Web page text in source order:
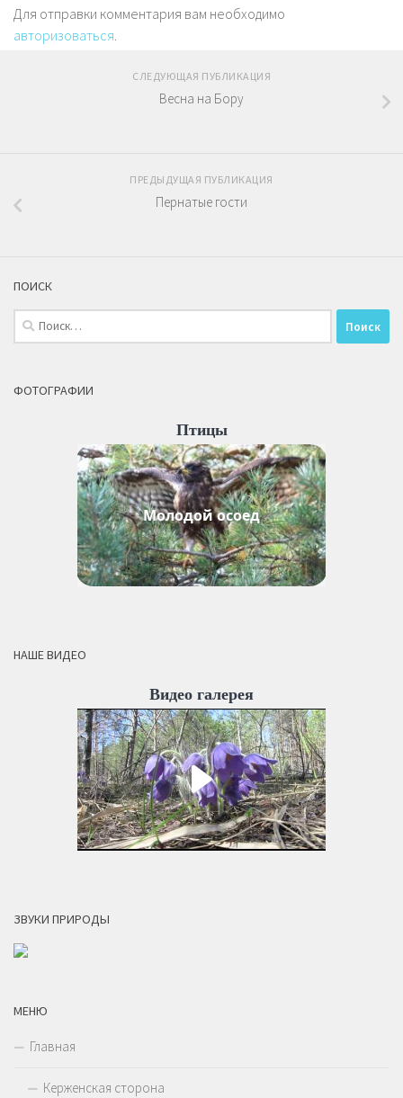
Для отправки комментария вам необходимо
авторизоваться.
СЛЕДУЮЩАЯ ПУБЛИКАЦИЯ
Весна на Бору
ПРЕДЫДУЩАЯ ПУБЛИКАЦИЯ
Пернатые гости
ПОИСК
Найти:
ФОТОГРАФИИ
Птицы
Молодой осоед
НАШЕ ВИДЕО
Видео галерея
ЗВУКИ ПРИРОДЫ
МЕНЮ
Главная
Керженская сторона